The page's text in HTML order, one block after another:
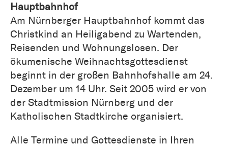
Hauptbahnhof
Am Nürnberger Hauptbahnhof kommt das
Christkind an Heiligabend zu Wartenden,
Reisenden und Wohnungslosen. Der
ökumenische Weihnachtsgottesdienst
beginnt in der großen Bahnhofshalle am 24.
Dezember um 14 Uhr. Seit 2005 wird er von
der Stadtmission Nürnberg und der
Katholischen Stadtkirche organisiert.
Alle Termine und Gottesdienste in Ihren